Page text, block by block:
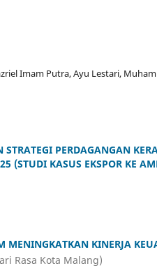
Imam Putra, Ayu Lestari,
PERDAGANGAN
(STUDI KASUS EKSPOR KE
MENINGKATKAN KINERJA
Rasa Kota Malang)